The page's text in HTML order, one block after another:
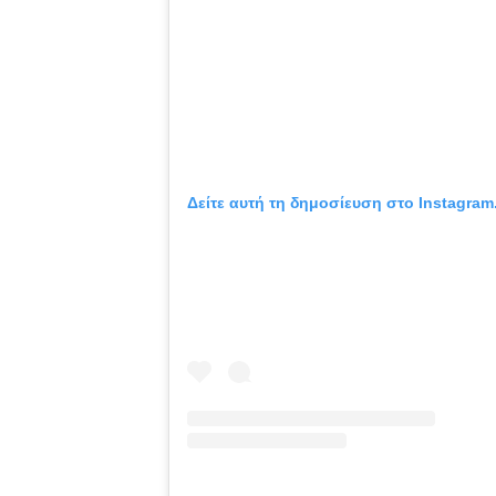
Δείτε αυτή τη δημοσίευση στο